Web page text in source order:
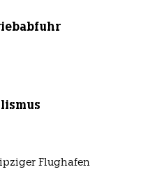
Flughafen